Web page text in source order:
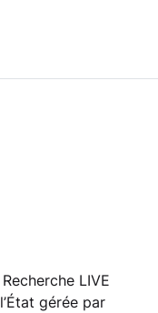
LIVE
gérée par